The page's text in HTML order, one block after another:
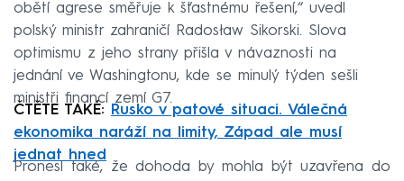
obětí agrese směřuje k šťastnému řešení,“ uvedl
polský ministr zahraničí Radosław Sikorski. Slova
optimismu z jeho strany přišla v návaznosti na
jednání ve Washingtonu, kde se minulý týden sešli
ministři financí zemí G7.
ČTĚTE TAKÉ: Rusko v patové situaci. Válečná
ekonomika naráží na limity, Západ ale musí
jednat hned
Pronesl také, že dohoda by mohla být uzavřena do